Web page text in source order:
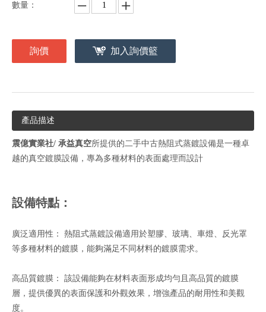
數量：
詢價 加入詢價籃
產品描述
震億實業社/ 承益真空所提供的二手中古熱阻式蒸鍍設備是一種卓
越的真空鍍膜設備，專為多種材料的表面處理而設計
設備特點：
廣泛適用性： 熱阻式蒸鍍設備適用於塑膠、玻璃、車燈、反光罩
等多種材料的鍍膜，能夠滿足不同材料的鍍膜需求。
高品質鍍膜： 該設備能夠在材料表面形成均勻且高品質的鍍膜
層，提供優異的表面保護和外觀效果，增強產品的耐用性和美觀
度。